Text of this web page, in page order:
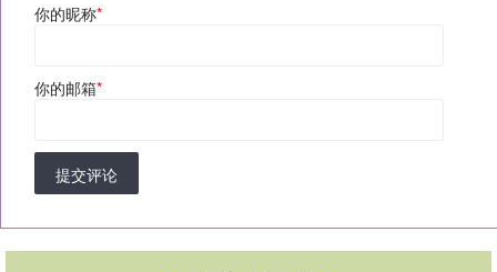
你的昵称*
你的邮箱*
提交评论